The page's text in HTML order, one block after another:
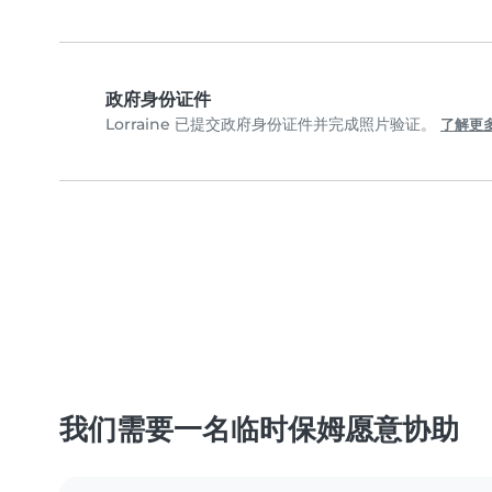
政府身份证件
Lorraine 已提交政府身份证件并完成照片验证。 了解更
我们需要一名临时保姆愿意协助